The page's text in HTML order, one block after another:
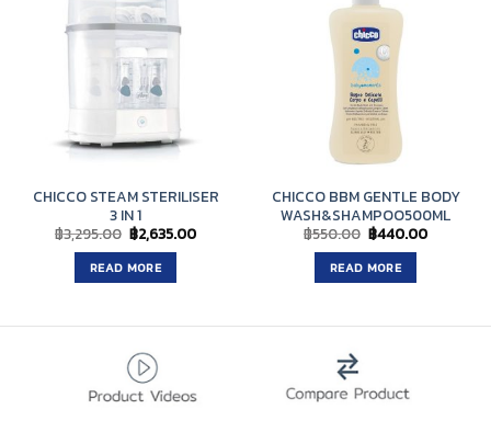
CHICCO STEAM STERILISER
3 IN 1
฿3,295.00 Original
price
was:
฿3,295.00.
฿2,635.00Current
READ MORE
CHICCO BBM GENTLE BODY
WASH&SHAMPOO500ML
฿550.00 Original
price
was:
฿550.00.
฿440.00Current
READ MORE